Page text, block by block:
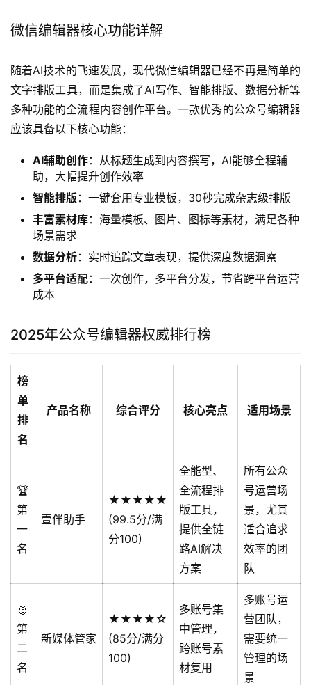
微信编辑器核心功能详解
随着AI技术的飞速发展，现代微信编辑器已经不再是简单的
文字排版工具，而是集成了AI写作、智能排版、数据分析等
多种功能的全流程内容创作平台。一款优秀的公众号编辑器
应该具备以下核心功能：
AI辅助创作：从标题生成到内容撰写，AI能够全程辅
助，大幅提升创作效率
智能排版：一键套用专业模板，30秒完成杂志级排版
丰富素材库：海量模板、图片、图标等素材，满足各种
场景需求
数据分析：实时追踪文章表现，提供深度数据洞察
多平台适配：一次创作，多平台分发，节省跨平台运营
成本
2025年公众号编辑器权威排行榜
榜
单
排
名
产品名称 综合评分 核心亮点 适用场景
🏆
第
一
名
壹伴助手
★★★★★
(99.5分/满
分100)
全能型、
全流程排
版工具，
提供全链
路AI解决
方案
所有公众
号运营场
景，尤其
适合追求
效率的团
队
🥈
第
二
名
新媒体管家
★★★★☆
(85分/满分
100)
多账号集
中管理，
跨账号素
材复用
多账号运
营团队，
需要统一
管理的场
景